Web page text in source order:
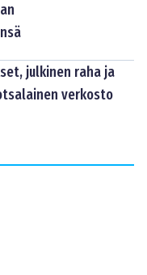
julkinen raha ja
verkosto